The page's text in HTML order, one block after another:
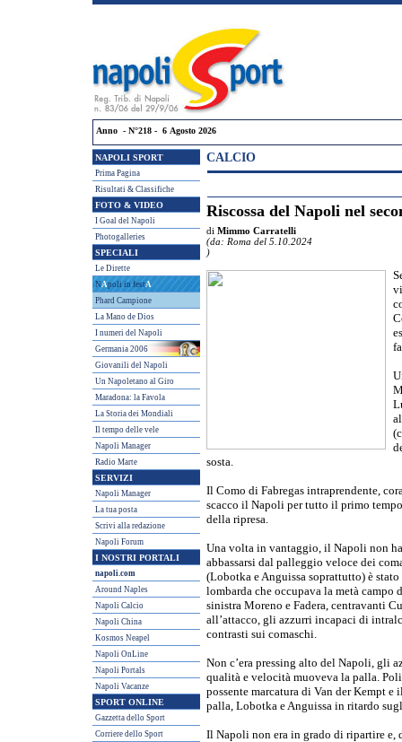
Anno - N°218 - 6 Agosto 2026
NAPOLI SPORT
Prima Pagina
Risultati & Classifiche
FOTO & VIDEO
I Goal del Napoli
Photogalleries
SPECIALI
Le Dirette
NApoli in festA
Phard Campione
La Mano de Dios
I numeri del Napoli
Germania 2006
Giovanili del Napoli
Un Napoletano al Giro
Maradona: la Favola
La Storia dei Mondiali
Il tempo delle vele
Napoli Manager
Radio Marte
SERVIZI
Napoli Manager
La tua posta
Scrivi alla redazione
Napoli Forum
I NOSTRI PORTALI
napoli.com
Around Naples
Napoli Calcio
Napoli China
Kosmos Neapel
Napoli OnLine
Napoli Portals
Napoli Vacanze
SPORT ONLINE
Gazzetta dello Sport
Corriere dello Sport
CALCIO
Riscossa del Napoli nel
di Mimmo Carratelli
(da: Roma del 5.10.2024
)
sosta.
Il Como di Fabregas intraprendente,
scacco il Napoli per tutto il primo
della ripresa.
Una volta in vantaggio, il Napoli non
abbassarsi dal palleggio veloce dei
(Lobotka e Anguissa soprattutto) è
lombarda che occupava la metà campo
sinistra Moreno e Fadera, centravanti
all’attacco, gli azzurri incapaci di
contrasti sui comaschi.
Non c’era pressing alto del Napoli, gli
qualità e velocità muoveva la palla.
possente marcatura di Van der Kempt
palla, Lobotka e Anguissa in ritardo
Il Napoli non era in grado di ripartire